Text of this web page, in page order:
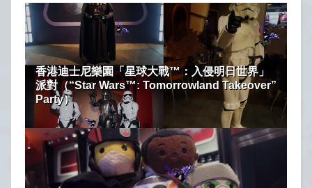
香港迪士尼樂園「星球大戰™：入侵明日世界」
派對（“Star Wars™: Tomorrowland Takeover”
Party）